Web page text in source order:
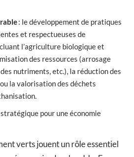
: le développement de pratiques
et respectueuses de
l’agriculture biologique et
des ressources (arrosage
nutriments, etc.), la réduction des
la valorisation des déchets
pour une économie
verts jouent un rôle essentiel